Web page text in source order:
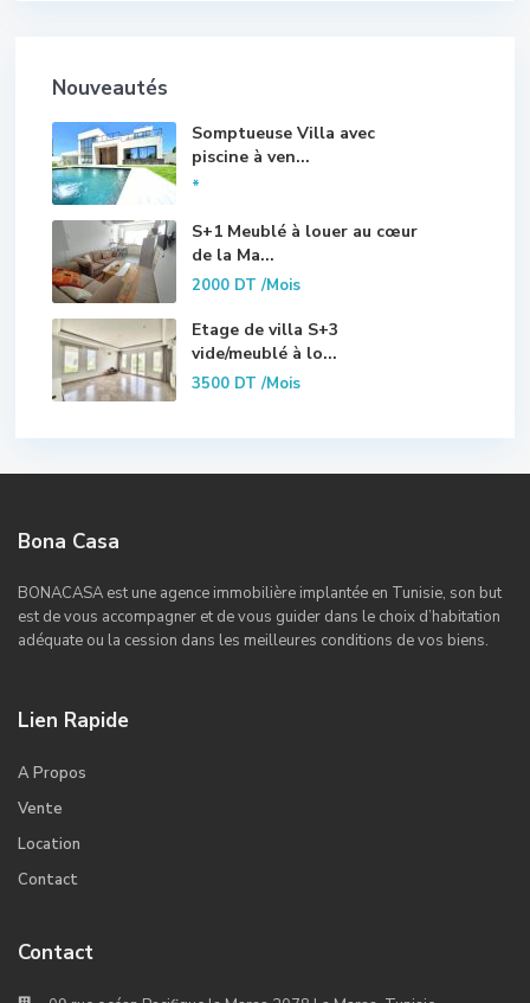
Nouveautés
Somptueuse Villa avec
piscine à ven...
*
S+1 Meublé à louer au cœur
de la Ma...
2000 DT/Mois
Etage de villa S+3
vide/meublé à lo...
3500 DT/Mois
Bona Casa
BONACASA est une agence immobilière implantée en Tunisie, son but
est de vous accompagner et de vous guider dans le choix d’habitation
adéquate ou la cession dans les meilleures conditions de vos biens.
Lien Rapide
A Propos
Vente
Location
Contact
Contact